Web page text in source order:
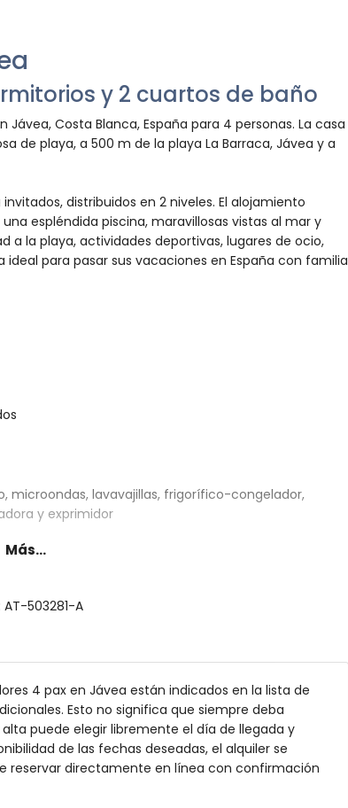
y 2 cuartos de baño
Costa Blanca, España para 4 personas. La casa
de playa, a 500 m de la playa La Barraca, Jávea y a
distribuidos en 2 niveles. El alojamiento
espléndida piscina, maravillosas vistas al mar y
a la playa, actividades deportivas, lugares de ocio,
para pasar sus vacaciones en España con familia
microondas, lavavajillas, frigorífico-congelador,
y exprimidor
y WC
tumbonas
Más...
503281-A
Flores 4 pax en Jávea están indicados en la lista de
Esto no significa que siempre deba
puede elegir libremente el día de llegada y
de las fechas deseadas, el alquiler se
reservar directamente en línea con confirmación